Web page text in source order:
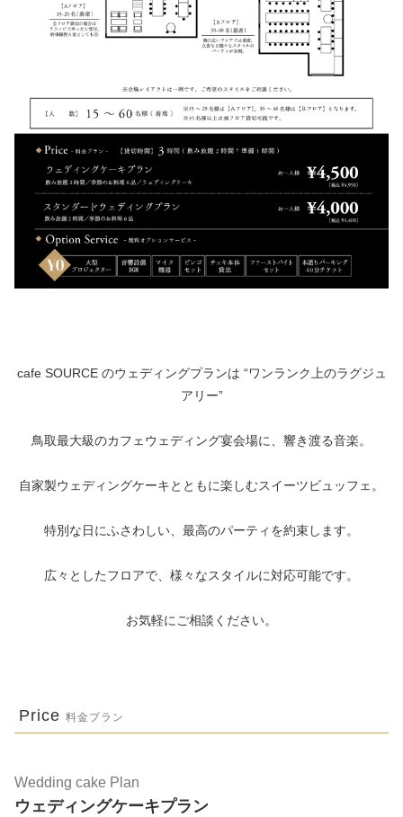
cafe SOURCE のウェディングプランは “ワンランク上のラグジュ
アリー”
鳥取最大級のカフェウェディング宴会場に、響き渡る音楽。
自家製ウェディングケーキとともに楽しむスイーツビュッフェ。
特別な日にふさわしい、最高のパーティを約束します。
広々としたフロアで、様々なスタイルに対応可能です。
お気軽にご相談ください。
Price 料金プラン
Wedding cake Plan
ウェディングケーキプラン